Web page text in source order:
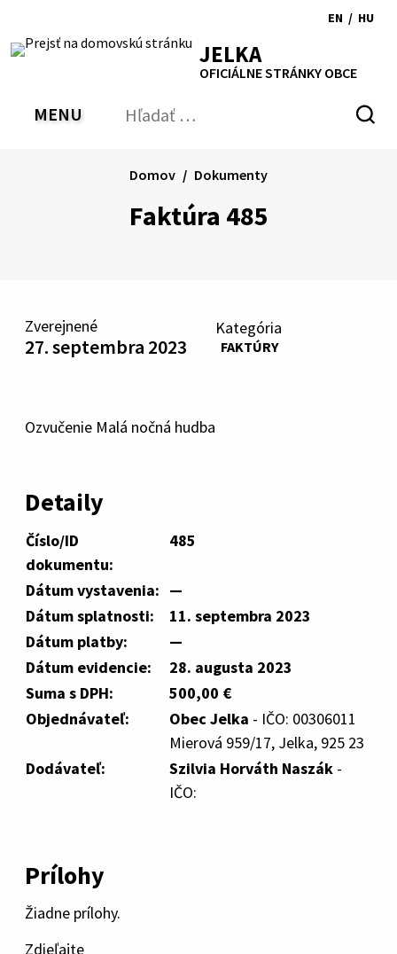
obsah
RSS MapaTlačiť
Zvýšiť
kontrast
písmapísma
EN
to
/ HU
JELKA
OFICIÁLNE STRÁNKY OBCE
PREPNÚŤ
MENU Hľadať:
Faktúra 485
Domov Dokumenty
Zverejnené
27. septembra 2023
Kategória
FAKTÚRY
Ozvučenie Malá nočná hudba
Detaily
Číslo/ID
dokumentu:
485
Dátum vystavenia: —
Dátum splatnosti:
11. septembra 2023
Dátum platby:
—
Dátum evidencie:
28. augusta 2023
Suma s DPH:
500,00 €
Objednávateľ:
Obec Jelka - IČO: 00306011
Mierová 959/17, Jelka, 925 23
Dodávateľ:
Szilvia Horváth Naszák -
IČO:
Prílohy
Žiadne prílohy.
Zdieľajte